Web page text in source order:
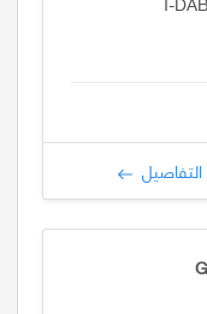
التفاصيل